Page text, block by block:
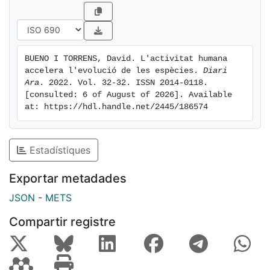
BUENO I TORRENS, David. L'activitat humana
accelera l'evolució de les espècies. Diari
Ara . 2022. Vol. 32-32. ISSN 2014-0118.
[consulted: 6 of August of 2026]. Available
at: https://hdl.handle.net/2445/186574
Estadístiques
Exportar metadades
JSON - METS
Compartir registre